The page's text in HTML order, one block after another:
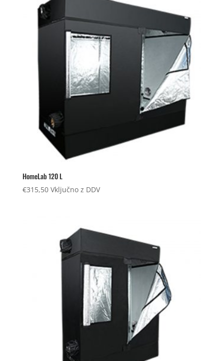
HomeLab 120 L
€315,50 Vključno z DDV